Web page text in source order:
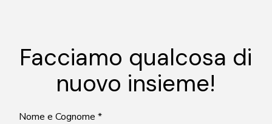
Facciamo qualcosa di
nuovo insieme!
Nome e Cognome *